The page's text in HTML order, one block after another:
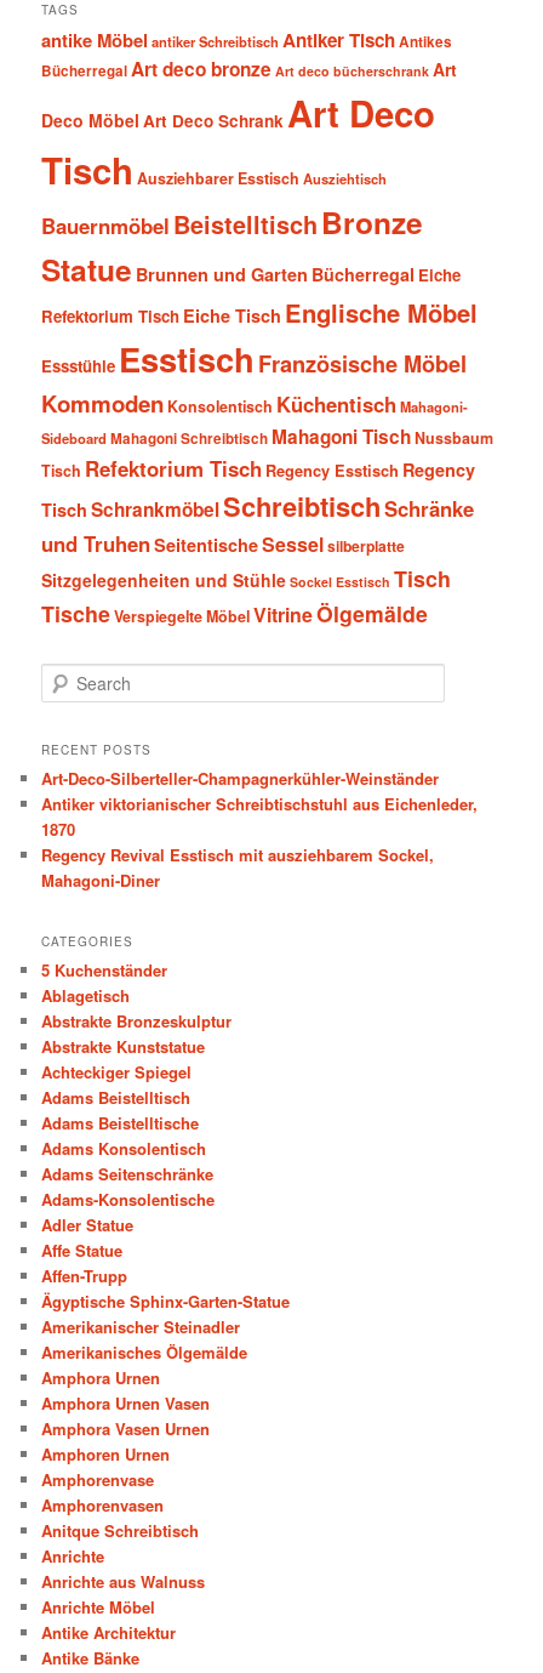
TAGS
antike Möbel antiker Schreibtisch Antiker TischAntikes
BücherregalArt deco bronze Art deco bücherschrank Art
Deco Möbel Art Deco Schrank Art Deco
Tisch Ausziehbarer Esstisch Ausziehtisch
Bauernmöbel Beistelltisch Bronze
Statue Brunnen und Garten Bücherregal Eiche
Refektorium Tisch Eiche Tisch Englische Möbel
Essstühle Esstisch Französische Möbel
Kommoden Konsolentisch Küchentisch Mahagoni-
SideboardMahagoni Schreibtisch Mahagoni TischNussbaum
Tisch Refektorium Tisch Regency Esstisch Regency
Tisch SchrankmöbelSchreibtischSchränke
und TruhenSeitentischeSesselsilberplatte
Sitzgelegenheiten und Stühle Sockel Esstisch Tisch
TischeVerspiegelte MöbelVitrineÖlgemälde
e
r
h
RECENT POSTS
Art-Deco-Silberteller-Champagnerkühler-Weinständer
Antiker viktorianischer Schreibtischstuhl aus Eichenleder,
1870
Regency Revival Esstisch mit ausziehbarem Sockel,
Mahagoni-Diner
CATEGORIES
5 Kuchenständer
Ablagetisch
Abstrakte Bronzeskulptur
Abstrakte Kunststatue
Achteckiger Spiegel
Adams Beistelltisch
Adams Beistelltische
Adams Konsolentisch
Adams Seitenschränke
Adams-Konsolentische
Adler Statue
Affe Statue
Affen-Trupp
Ägyptische Sphinx-Garten-Statue
Amerikanischer Steinadler
Amerikanisches Ölgemälde
Amphora Urnen
Amphora Urnen Vasen
Amphora Vasen Urnen
Amphoren Urnen
Amphorenvase
Amphorenvasen
Anitque Schreibtisch
Anrichte
Anrichte aus Walnuss
Anrichte Möbel
Antike Architektur
Antike Bänke